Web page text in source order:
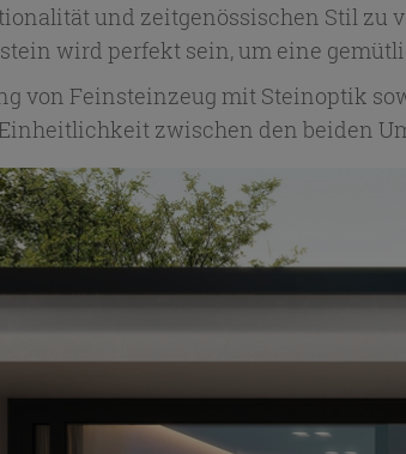
und zeitgenössischen Stil zu
wird perfekt sein, um eine
von Feinsteinzeug mit Steinoptik
zwischen den beiden